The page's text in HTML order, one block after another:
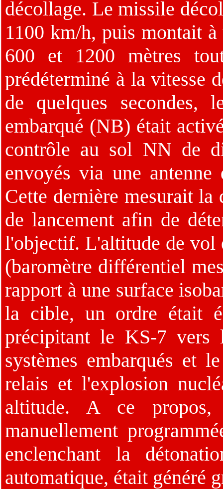
décollage. Le missile
1100 km/h, puis montait
600 et 1200 mètres
prédéterminé à la vitesse
de quelques secondes,
embarqué (NB) était
contrôle au sol NN de
envoyés via une antenne
Cette dernière mesurait
de lancement afin de
l'objectif. L'altitude de vol
(baromètre différentiel
rapport à une surface
la cible, un ordre était
précipitant le KS-7
systèmes embarqués et
relais et l'explosion
altitude. A ce propos,
manuellement
enclenchant la
automatique, était généré